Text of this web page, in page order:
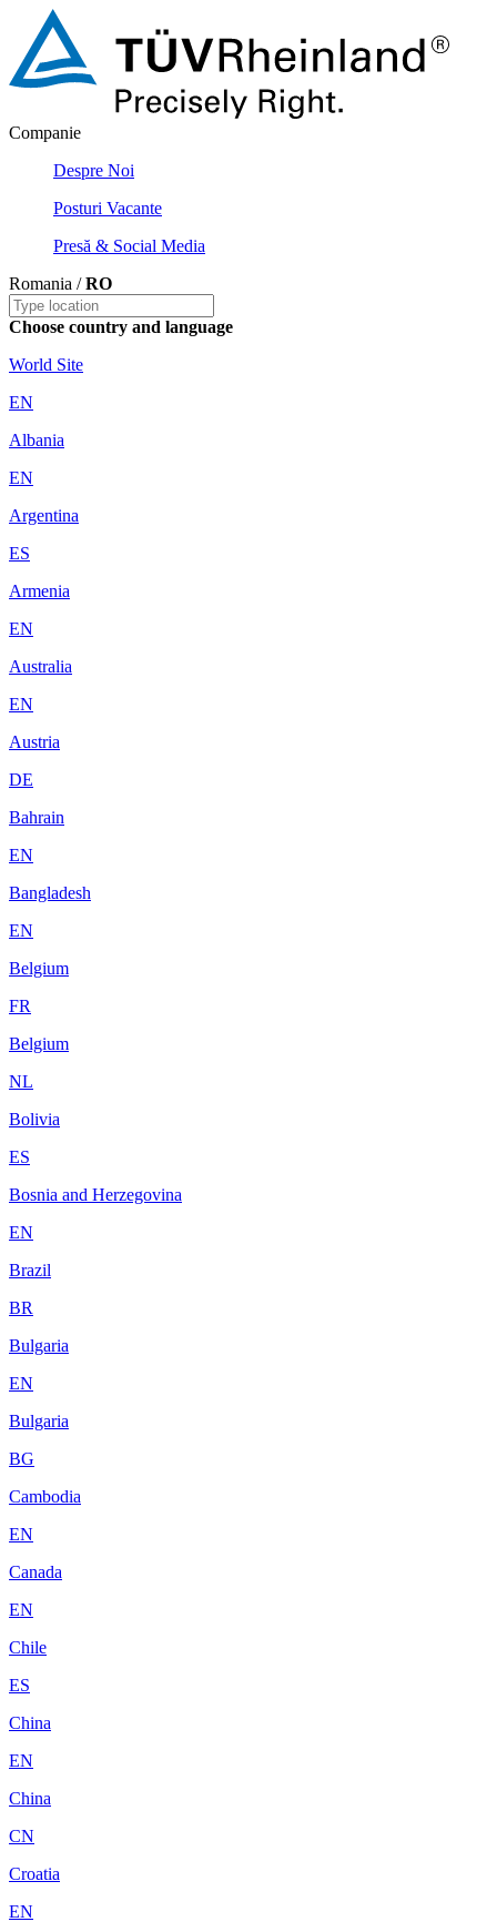
Companie
Despre Noi
Posturi Vacante
Presă & Social Media
Romania /RO
Choose country and language
World Site
EN
Albania
EN
Argentina
ES
Armenia
EN
Australia
EN
Austria
DE
Bahrain
EN
Bangladesh
EN
Belgium
FR
Belgium
NL
Bolivia
ES
Bosnia and Herzegovina
EN
Brazil
BR
Bulgaria
EN
Bulgaria
BG
Cambodia
EN
Canada
EN
Chile
ES
China
EN
China
CN
Croatia
EN